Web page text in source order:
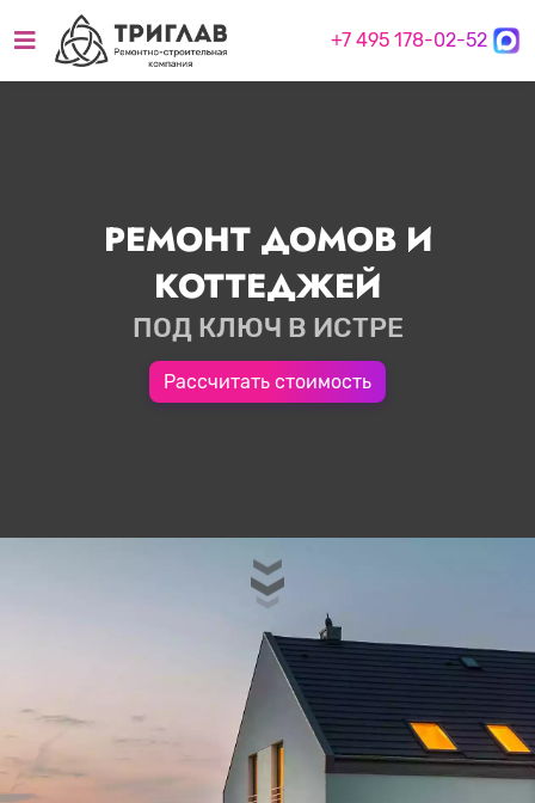
+7 495 178-02-52
РЕМОНТ ДОМОВ И
КОТТЕДЖЕЙ
ПОД КЛЮЧ В ИСТРЕ
Рассчитать стоимость